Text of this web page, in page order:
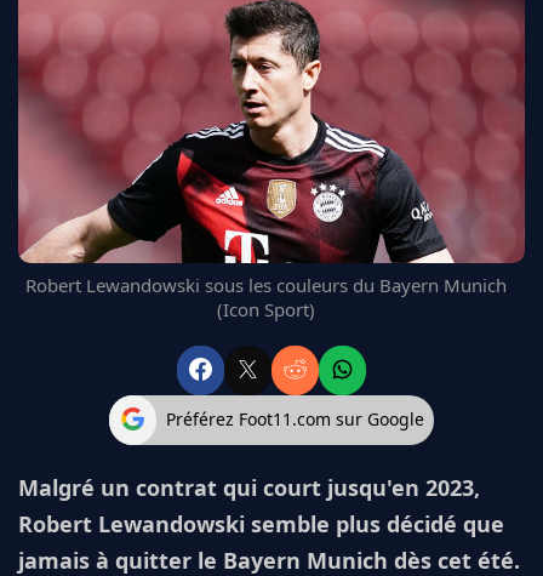
PSG
LIGUE 1
REAL MADRID
FC BARCELONE
MANCHESTER UNITED
ARSENAL
BAYERN
L'AVIS DE LA RÉDAC'
Robert Lewandowski sous les couleurs du Bayern Munich
(Icon Sport)
Préférez Foot11.com sur Google
Malgré un contrat qui court jusqu'en 2023,
Robert Lewandowski semble plus décidé que
jamais à quitter le Bayern Munich dès cet été.